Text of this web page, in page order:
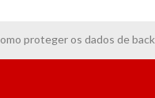
proteger os dados de